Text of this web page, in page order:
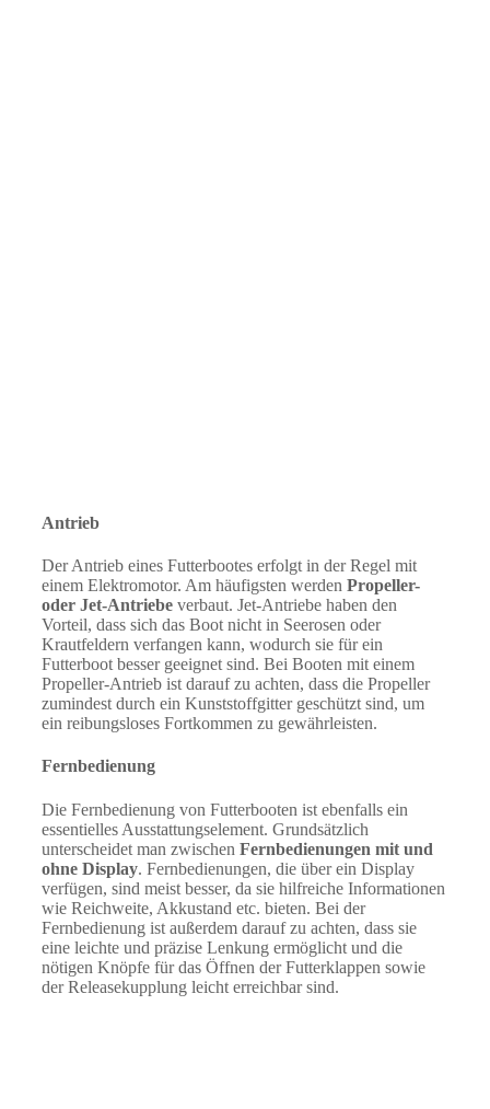
Antrieb
Der Antrieb eines Futterbootes erfolgt in der Regel mit
einem Elektromotor. Am häufigsten werden Propeller-
oder Jet-Antriebe verbaut. Jet-Antriebe haben den
Vorteil, dass sich das Boot nicht in Seerosen oder
Krautfeldern verfangen kann, wodurch sie für ein
Futterboot besser geeignet sind. Bei Booten mit einem
Propeller-Antrieb ist darauf zu achten, dass die Propeller
zumindest durch ein Kunststoffgitter geschützt sind, um
ein reibungsloses Fortkommen zu gewährleisten.
Fernbedienung
Die Fernbedienung von Futterbooten ist ebenfalls ein
essentielles Ausstattungselement. Grundsätzlich
unterscheidet man zwischen Fernbedienungen mit und
ohne Display. Fernbedienungen, die über ein Display
verfügen, sind meist besser, da sie hilfreiche Informationen
wie Reichweite, Akkustand etc. bieten. Bei der
Fernbedienung ist außerdem darauf zu achten, dass sie
eine leichte und präzise Lenkung ermöglicht und die
nötigen Knöpfe für das Öffnen der Futterklappen sowie
der Releasekupplung leicht erreichbar sind.